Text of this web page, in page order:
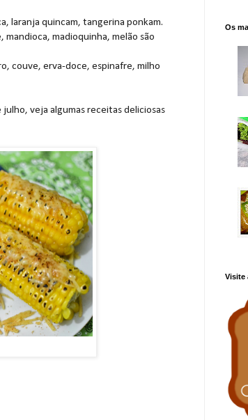
laranja quincam, tangerina ponkam.
madioquinha, melão são
couve, erva-doce, espinafre, milho
veja algumas receitas deliciosas
Os
Visite